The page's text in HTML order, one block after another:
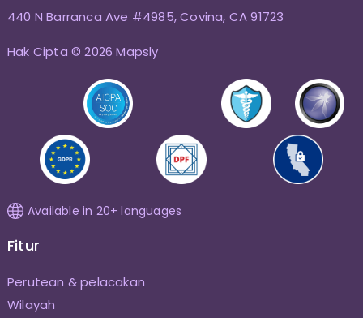
440 N Barranca Ave #4985, Covina, CA 91723
Hak Cipta © 2026 Mapsly
Available in 20+ languages
Fitur
Perutean & pelacakan
Wilayah